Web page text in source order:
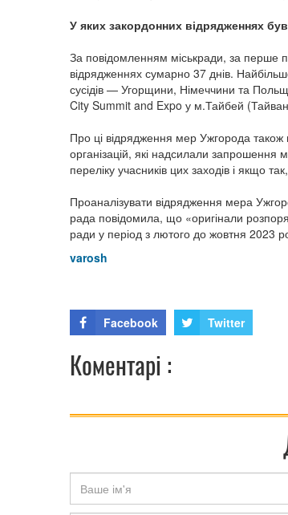
У яких закордонних відрядженнях
За повідомленням міськради, за перше
відрядженнях сумарно 37 днів.
сусідів — Угорщини, Німеччини та
City Summit and Expo у м.Тайбей
Про ці відрядження мер Ужгорода також
організацій, які надсилали запрошення
переліку учасників цих заходів і якщо
Проаналізувати відрядження мера
рада повідомила, що «оригінали
ради у період з лютого до жовтня 2023
varosh
Facebook Twitter
Коментарі :